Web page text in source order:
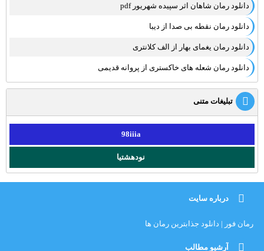
دانلود رمان شاهان اثر سپیده شهریور pdf
دانلود رمان نقطه بی صدا از دیبا
دانلود رمان یغمای بهار از الف کلانتری
دانلود رمان شعله های خاکستری از پروانه قدیمی
تبلیغات متنی
98iiia
نودهشتیا
درباره سایت
رمان فور | دانلود جذابترین رمان ها
آرشیو مطالب